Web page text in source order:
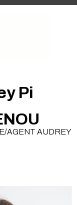
Pi
AGENT AUDREY